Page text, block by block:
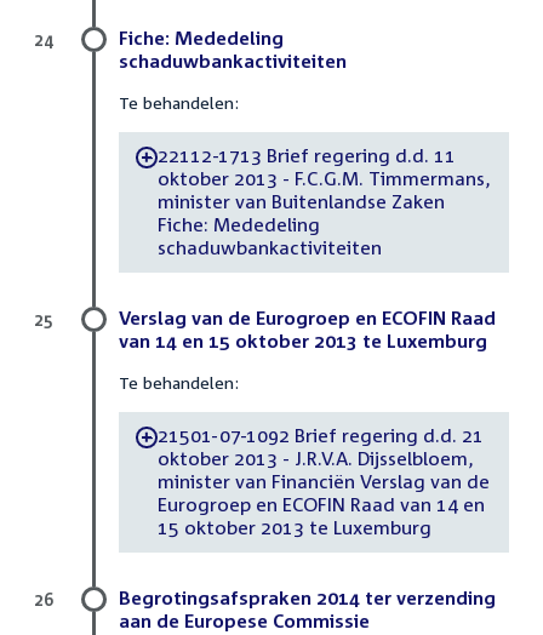
Fiche: Mededeling
schaduwbankactiviteiten
Te behandelen:
-22112-1713 Brief regering d.d. 11
oktober 2013 - F.C.G.M. Timmermans,
minister van Buitenlandse Zaken
Fiche: Mededeling
schaduwbankactiviteiten
24
Verslag van de Eurogroep en ECOFIN Raad
van 14 en 15 oktober 2013 te Luxemburg
Te behandelen:
-21501-07-1092 Brief regering d.d. 21
oktober 2013 - J.R.V.A. Dijsselbloem,
minister van Financiën Verslag van de
Eurogroep en ECOFIN Raad van 14 en
15 oktober 2013 te Luxemburg
25
Begrotingsafspraken 2014 ter verzending
aan de Europese Commissie
26